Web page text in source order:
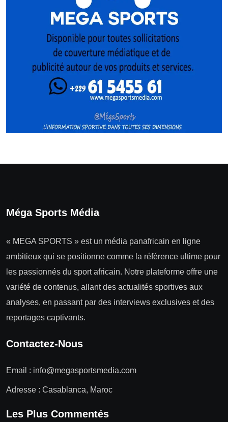
Méga Sports Média
« MEGA SPORTS » est un média panafricain en ligne
ambitieux qui se positionne comme la référence ultime pour
les passionnés du sport africain. Notre plateforme offre une
variété de contenus, allant des actualités sportives aux
analyses, en passant par des interviews exclusives et des
reportages captivants.
Contactez-Nous
Email : info@megasportsmedia.com
Adresse : Casablanca, Maroc
Les Plus Commentés